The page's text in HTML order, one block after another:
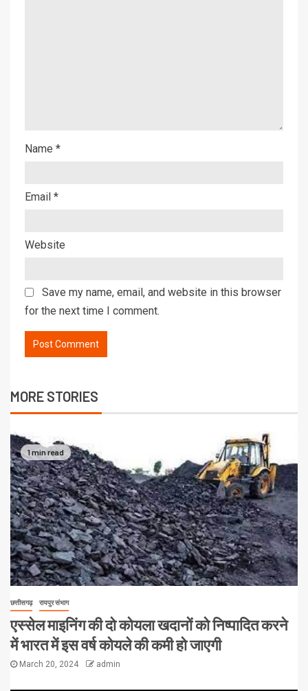
Name *
Email *
Website
Save my name, email, and website in this browser
for the next time I comment.
MORE STORIES
1 min read
छत्तीसगढ़ रायपुर संभाग
एस्सेल माइनिंग की दो कोयला खदानों को निष्पादित करने
में भारत में इस वर्ष कोयले की कमी हो जाएगी
March 20, 2024 admin